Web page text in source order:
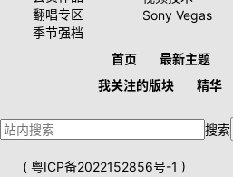
翻唱专区
季节强档
Sony Vegas
首页 最新主题
我关注的版块
精华
搜索
( 粤ICP备2022152856号-1 )